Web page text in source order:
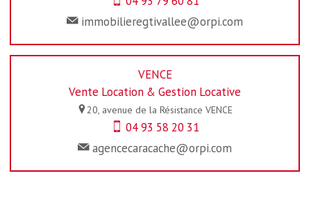
immobilieregtivallee@orpi.com
VENCE
Vente Location & Gestion Locative
20, avenue de la Résistance VENCE
04 93 58 20 31
agencecaracache@orpi.com